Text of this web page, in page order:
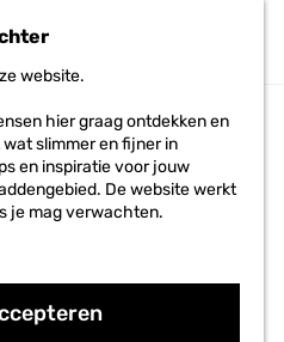
website.
hier graag ontdekken en
slimmer en fijner in
en inspiratie voor jouw
De website werkt
je mag verwachten.
F
v
r
i
e
t
e
MENU